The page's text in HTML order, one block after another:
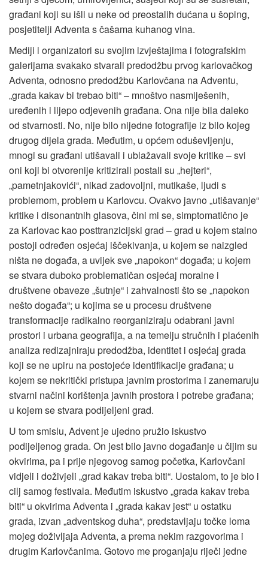
građani koji su išli u neke od preostalih dućana u šoping,
posjetitelji Adventa s čašama kuhanog vina.
Mediji i organizatori su svojim izvještajima i fotografskim
galerijama svakako stvarali predodžbu prvog karlovačkog
Adventa, odnosno predodžbu Karlovčana na Adventu,
„grada kakav bi trebao biti“ – mnoštvo nasmiješenih,
uređenih i lijepo odjevenih građana. Ona nije bila daleko
od stvarnosti. No, nije bilo nijedne fotografije iz bilo kojeg
drugog dijela grada. Međutim, u općem oduševljenju,
mnogi su građani utišavali i ublažavali svoje kritike – svi
oni koji bi otvorenije kritizirali postali su „hejteri“,
„pametnjakovići“, nikad zadovoljni, mutikaše, ljudi s
problemom, problem u Karlovcu. Ovakvo javno „utišavanje“
kritike i disonantnih glasova, čini mi se, simptomatično je
za Karlovac kao posttranzicijski grad – grad u kojem stalno
postoji određen osjećaj iščekivanja, u kojem se naizgled
ništa ne događa, a uvijek sve „napokon“ događa; u kojem
se stvara duboko problematičan osjećaj moralne i
društvene obaveze „šutnje“ i zahvalnosti što se „napokon
nešto događa“; u kojima se u procesu društvene
transformacije radikalno reorganiziraju odabrani javni
prostori i urbana geografija, a na temelju stručnih i plaćenih
analiza redizajniraju predodžba, identitet i osjećaj grada
koji se ne upiru na postojeće identifikacije građana; u
kojem se nekritički pristupa javnim prostorima i zanemaruju
stvarni načini korištenja javnih prostora i potrebe građana;
u kojem se stvara podijeljeni grad.
U tom smislu, Advent je ujedno pružio iskustvo
podijeljenog grada. On jest bilo javno događanje u čijim su
okvirima, pa i prije njegovog samog početka, Karlovčani
vidjeli i doživjeli „grad kakav treba biti“. Uostalom, to je bio i
cilj samog festivala. Međutim iskustvo „grada kakav treba
biti“ u okvirima Adventa i „grada kakav jest“ u ostatku
grada, izvan „adventskog duha“, predstavljaju točke loma
mojeg doživljaja Adventa, a prema nekim razgovorima i
drugim Karlovčanima. Gotovo me proganjaju riječi jedne